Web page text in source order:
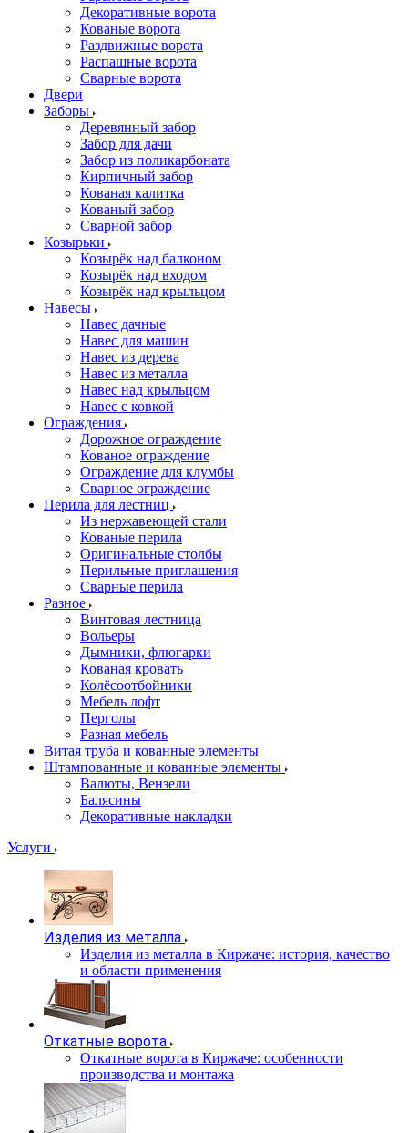
Декоративные ворота
Кованые ворота
Раздвижные ворота
Распашные ворота
Сварные ворота
Двери
Заборы
Деревянный забор
Забор для дачи
Забор из поликарбоната
Кирпичный забор
Кованая калитка
Кованый забор
Сварной забор
Козырьки
Козырёк над балконом
Козырёк над входом
Козырёк над крыльцом
Навесы
Навес дачные
Навес для машин
Навес из дерева
Навес из металла
Навес над крыльцом
Навес с ковкой
Ограждения
Дорожное ограждение
Кованое ограждение
Ограждение для клумбы
Сварное ограждение
Перила для лестниц
Из нержавеющей стали
Кованые перила
Оригинальные столбы
Перильные приглашения
Сварные перила
Разное
Винтовая лестница
Вольеры
Дымники, флюгарки
Кованая кровать
Колёсоотбойники
Мебель лофт
Перголы
Разная мебель
Витая труба и кованные элементы
Штампованные и кованные элементы
Валюты, Вензели
Балясины
Декоративные накладки
Услуги
Изделия из металла
Изделия из металла в Киржаче: история, качество
и области применения
Откатные ворота
Откатные ворота в Киржаче: особенности
производства и монтажа